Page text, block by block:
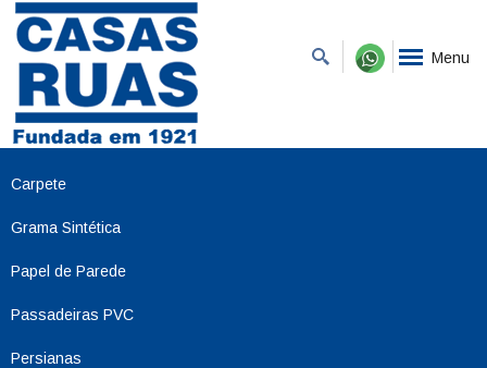
Menu
Carpete
Grama Sintética
Papel de Parede
Passadeiras PVC
Persianas